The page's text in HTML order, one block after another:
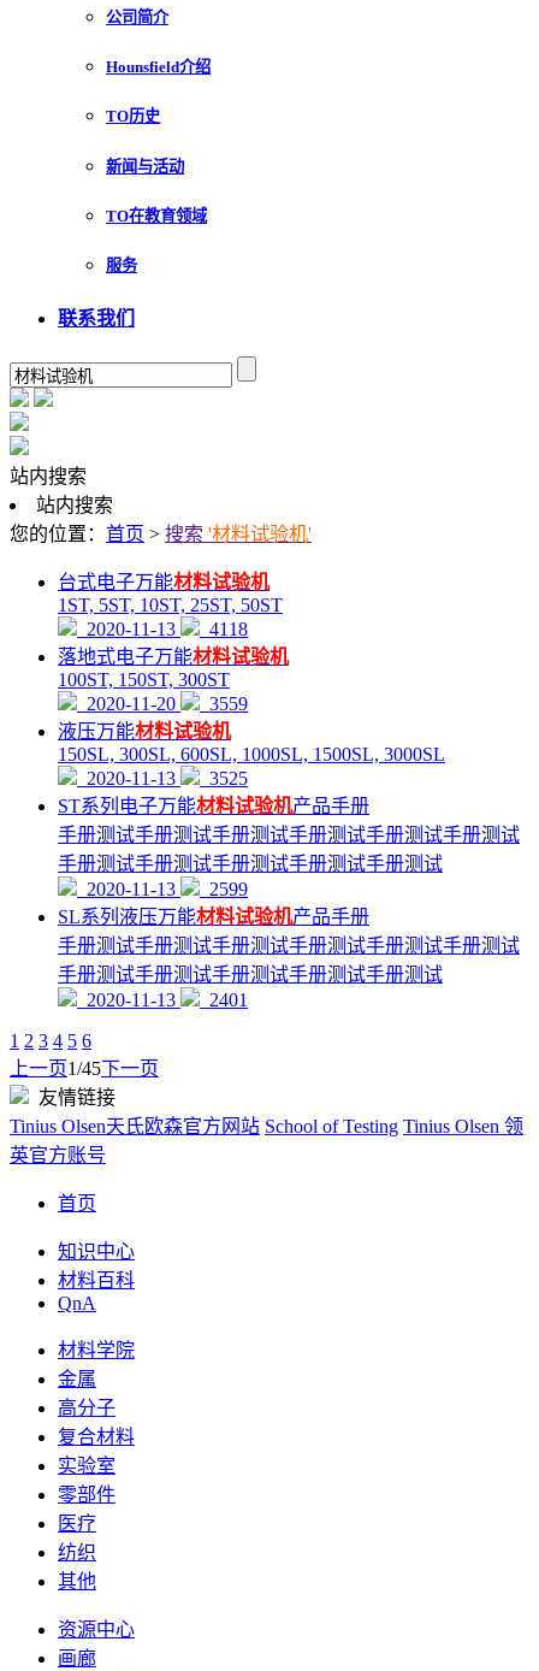
公司简介
Hounsfield介绍
TO历史
新闻与活动
TO在教育领域
服务
联系我们
站内搜索
站内搜索
您的位置： 首页 > 搜索 '材料试验机'
台式电子万能材料试验机
1ST, 5ST, 10ST, 25ST, 50ST
2020-11-13
4118
落地式电子万能材料试验机
100ST, 150ST, 300ST
2020-11-20
3559
液压万能材料试验机
150SL, 300SL, 600SL, 1000SL, 1500SL, 3000SL
2020-11-13
3525
ST系列电子万能材料试验机产品手册
手册测试手册测试手册测试手册测试手册测试手册测试
手册测试手册测试手册测试手册测试手册测试
2020-11-13
2599
SL系列液压万能材料试验机产品手册
手册测试手册测试手册测试手册测试手册测试手册测试
手册测试手册测试手册测试手册测试手册测试
2020-11-13
2401
1 2 3 4 5 6
上一页1/45下一页
友情链接
Tinius Olsen天氏欧森官方网站 School of Testing Tinius Olsen 领
英官方账号
首页
知识中心
材料百科
QnA
材料学院
金属
高分子
复合材料
实验室
零部件
医疗
纺织
其他
资源中心
画廊